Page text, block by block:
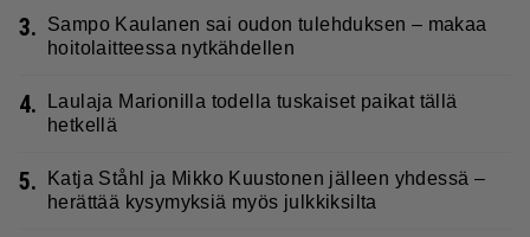
3.
Sampo Kaulanen sai oudon tulehduksen – makaa
hoitolaitteessa nytkähdellen
4.
Laulaja Marionilla todella tuskaiset paikat tällä
hetkellä
5.
Katja Ståhl ja Mikko Kuustonen jälleen yhdessä –
herättää kysymyksiä myös julkkiksilta